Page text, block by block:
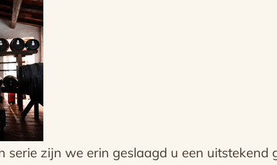
serie zijn we erin geslaagd u een uitstekend